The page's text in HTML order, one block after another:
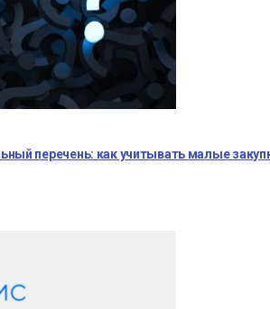
перечень: как учитывать малые